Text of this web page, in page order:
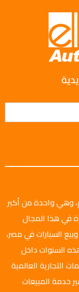
شركة الليثي أوتو جروب عام 2008م، وهي واحدة من أكبر
في هذا المجال
السيارات في مصر،
السنوات داخل
التجارية العالمية
خدمة المبيعات